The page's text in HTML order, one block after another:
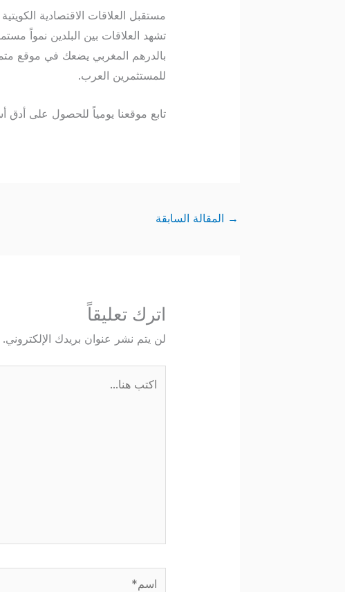
مستقبل العلاقات الاقتصادية الكويتية
بالدرهم المغربي يضعك في موقع
للمستثمرين العرب.
تابع موقعنا يومياً للحصول على
→ المقالة السابقة
اترك تعليقاً
لن يتم نشر عنوان بريدك الإلكتروني.
اسم*